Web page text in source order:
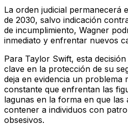
La orden judicial permanecerá
de 2030, salvo indicación
de incumplimiento, Wagner
inmediato y enfrentar nuevos
Para Taylor Swift, esta
clave en la protección de su
deja en evidencia un problema
constante que enfrentan las
lagunas en la forma en que las
contener a individuos con
obsesivos.